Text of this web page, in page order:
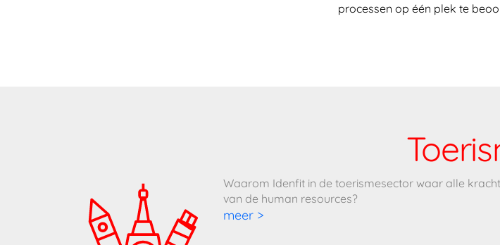
processen op één plek te
Waarom Idenfit in de toerismesector waar alle
van de human resources?
meer >